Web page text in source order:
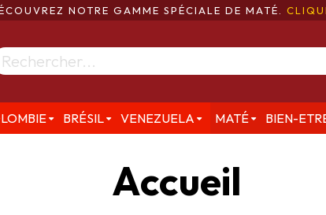
NOTRE GAMME SPÉCIALE DE MATÉ.
BRÉSIL VENEZUELA MATÉ BIEN-
Accueil